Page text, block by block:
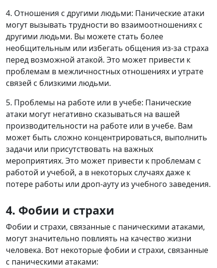
4. Отношения с другими людьми: Панические атаки
могут вызывать трудности во взаимоотношениях с
другими людьми. Вы можете стать более
необщительным или избегать общения из-за страха
перед возможной атакой. Это может привести к
проблемам в межличностных отношениях и утрате
связей с близкими людьми.
5. Проблемы на работе или в учебе: Панические
атаки могут негативно сказываться на вашей
производительности на работе или в учебе. Вам
может быть сложно концентрироваться, выполнить
задачи или присутствовать на важных
мероприятиях. Это может привести к проблемам с
работой и учебой, а в некоторых случаях даже к
потере работы или дроп-ауту из учебного заведения.
4. Фобии и страхи
Фобии и страхи, связанные с паническими атаками,
могут значительно повлиять на качество жизни
человека. Вот некоторые фобии и страхи, связанные
с паническими атаками: